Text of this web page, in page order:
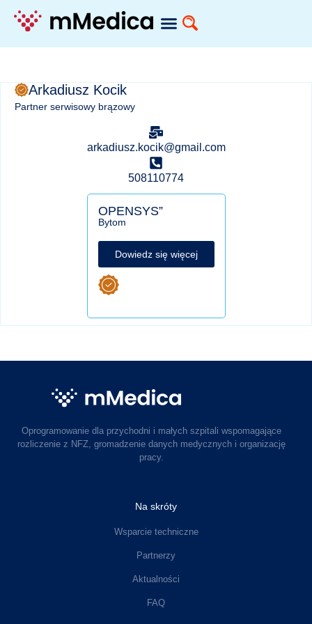
Arkadiusz Kocik
Partner serwisowy brązowy
arkadiusz.kocik@gmail.com
508110774
OPENSYS”
Bytom
Dowiedz się więcej
Oprogramowanie dla przychodni i małych szpitali wspomagające
rozliczenie z NFZ, gromadzenie danych medycznych i organizację
pracy.
Na skróty
Wsparcie techniczne
Partnerzy
Aktualności
FAQ